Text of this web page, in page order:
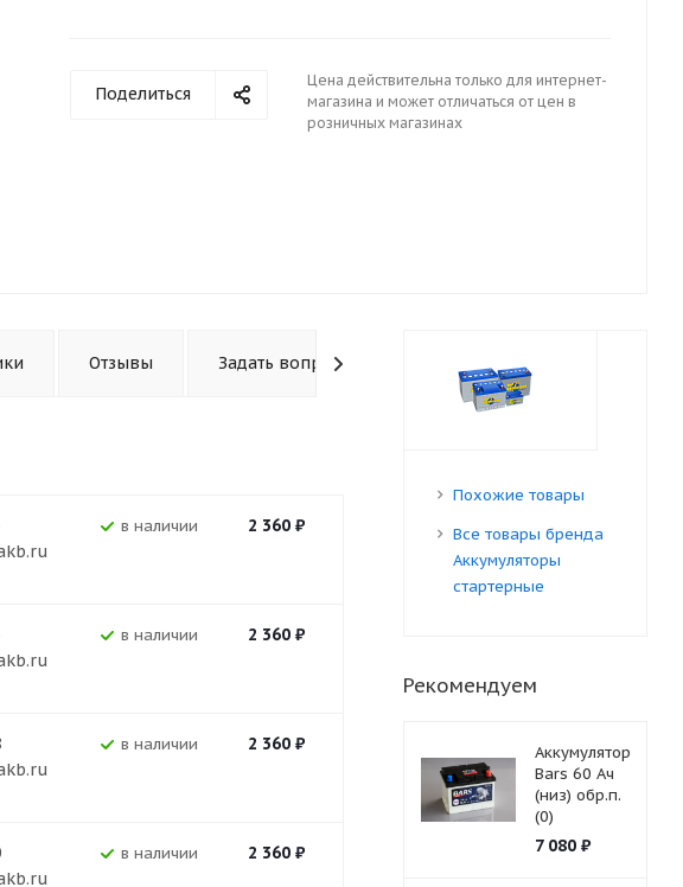
Поделиться
Цена действительна только для интернет-
магазина и может отличаться от цен в
розничных магазинах
Отзывы Задать вопрос
В наличии 2 360₽
В наличии 2 360₽
В наличии 2 360₽
В наличии 2 360₽
Похожие товары
Все товары бренда
Аккумуляторы
стартерные
Рекомендуем
Аккумулятор
Bars 60 Ач
(низ) обр.п.
(0)
7 080₽